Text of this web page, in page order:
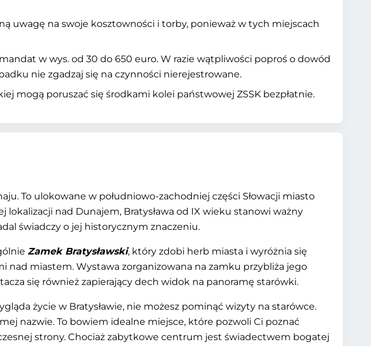
uwagę na swoje kosztowności i torby, ponieważ w tych miejscach
w wys. od 30 do 650 euro. W razie wątpliwości poproś o dowód
nie zgadzaj się na czynności nierejestrowane.
mogą poruszać się środkami kolei państwowej ZSSK bezpłatnie.
To ulokowane w południowo-zachodniej części Słowacji miasto
lokalizacji nad Dunajem, Bratysława od IX wieku stanowi ważny
świadczy o jej historycznym znaczeniu.
Zamek Bratysławski, który zdobi herb miasta i wyróżnia się
nad miastem. Wystawa zorganizowana na zamku przybliża jego
się również zapierający dech widok na panoramę starówki.
życie w Bratysławie, nie możesz pominąć wizyty na starówce.
nazwie. To bowiem idealne miejsce, które pozwoli Ci poznać
strony. Chociaż zabytkowe centrum jest świadectwem bogatej